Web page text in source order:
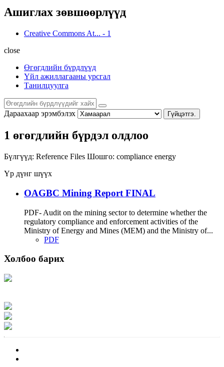
Ашиглах зөвшөөрлүүд
Creative Commons At... - 1
close
Өгөгдлийн бүрдлүүд
Үйл ажиллагааны урсгал
Танилцуулга
Дараахаар эрэмбэлэх Гүйцэтгэ.
1 өгөгдлийн бүрдэл олдлоо
Бүлгүүд: Reference Files Шошго: compliance energy
Үр дүнг шүүх
OAGBC Mining Report FINAL
PDF- Audit on the mining sector to determine whether the
regulatory compliance and enforcement activities of the
Ministry of Energy and Mines (MEM) and the Ministry of...
PDF
Холбоо барих